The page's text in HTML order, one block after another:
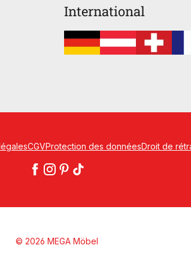
International
CGVProtection des donnéesDroit de
© 2026 MEGA Möbel